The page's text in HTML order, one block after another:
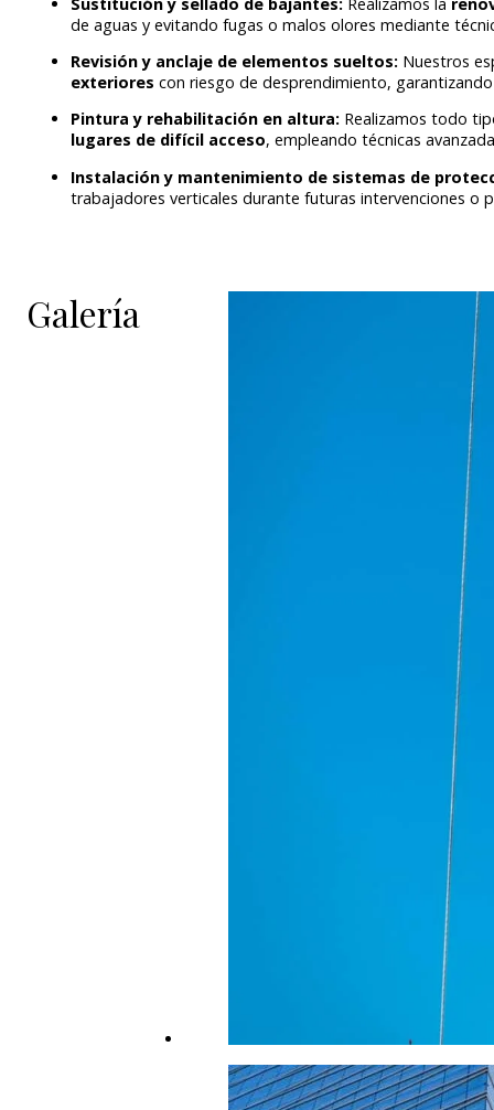
de aguas y evitando fugas o malos olores mediante
Revisión y anclaje de elementos sueltos: Nuestros
exteriores con riesgo de desprendimiento,
Pintura y rehabilitación en altura: Realizamos todo
lugares de difícil acceso, empleando técnicas
Instalación y mantenimiento de sistemas de
trabajadores verticales durante futuras intervenciones o
Galería